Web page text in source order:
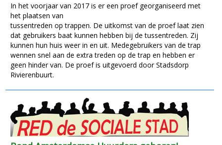
In het voorjaar van 2017 is er een proef georganiseerd met
het plaatsen van
tussentreden op trappen. De uitkomst van de proef laat zien
dat gebruikers baat kunnen hebben bij de tussentreden. Zij
kunnen hun huis weer in en uit. Medegebruikers van de trap
wennen snel aan de extra treden op de trap en hebben er
geen hinder van. De proef is uitgevoerd door Stadsdorp
Rivierenbuurt.